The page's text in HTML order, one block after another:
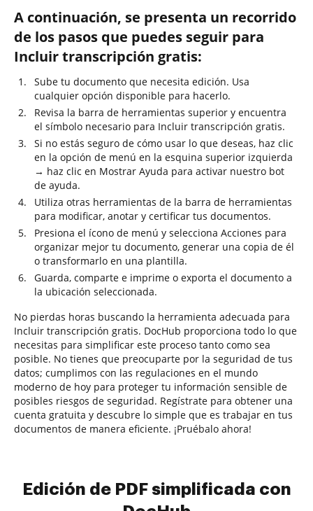
A continuación, se presenta un recorrido
de los pasos que puedes seguir para
Incluir transcripción gratis:
Sube tu documento que necesita edición. Usa
cualquier opción disponible para hacerlo.
Revisa la barra de herramientas superior y encuentra
el símbolo necesario para Incluir transcripción gratis.
Si no estás seguro de cómo usar lo que deseas, haz clic
en la opción de menú en la esquina superior izquierda
→ haz clic en Mostrar Ayuda para activar nuestro bot
de ayuda.
Utiliza otras herramientas de la barra de herramientas
para modificar, anotar y certificar tus documentos.
Presiona el ícono de menú y selecciona Acciones para
organizar mejor tu documento, generar una copia de él
o transformarlo en una plantilla.
Guarda, comparte e imprime o exporta el documento a
la ubicación seleccionada.
No pierdas horas buscando la herramienta adecuada para
Incluir transcripción gratis. DocHub proporciona todo lo que
necesitas para simplificar este proceso tanto como sea
posible. No tienes que preocuparte por la seguridad de tus
datos; cumplimos con las regulaciones en el mundo
moderno de hoy para proteger tu información sensible de
posibles riesgos de seguridad. Regístrate para obtener una
cuenta gratuita y descubre lo simple que es trabajar en tus
documentos de manera eficiente. ¡Pruébalo ahora!
Edición de PDF simplificada con